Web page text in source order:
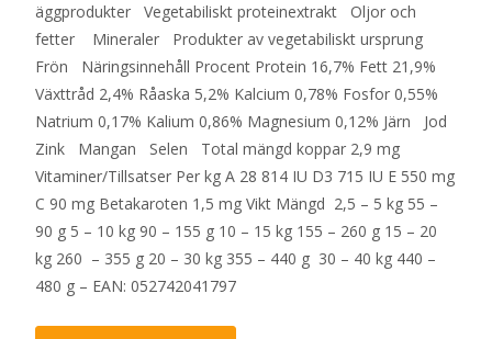
äggprodukter Vegetabiliskt proteinextrakt Oljor och
fetter Mineraler Produkter av vegetabiliskt ursprung
Frön Näringsinnehåll Procent Protein 16,7% Fett 21,9%
Växttråd 2,4% Råaska 5,2% Kalcium 0,78% Fosfor 0,55%
Natrium 0,17% Kalium 0,86% Magnesium 0,12% Järn Jod
Zink Mangan Selen Total mängd koppar 2,9 mg
Vitaminer/Tillsatser Per kg A 28 814 IU D3 715 IU E 550 mg
C 90 mg Betakaroten 1,5 mg Vikt Mängd 2,5 – 5 kg 55 –
90 g 5 – 10 kg 90 – 155 g 10 – 15 kg 155 – 260 g 15 – 20
kg 260 – 355 g 20 – 30 kg 355 – 440 g 30 – 40 kg 440 –
480 g – EAN: 052742041797